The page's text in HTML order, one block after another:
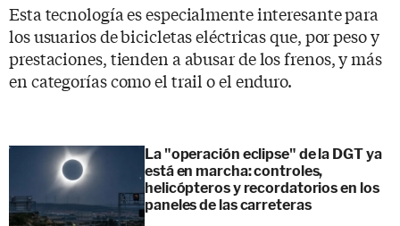
Esta tecnología es especialmente interesante para
los usuarios de bicicletas eléctricas que, por peso y
prestaciones, tienden a abusar de los frenos, y más
en categorías como el trail o el enduro.
La "operación eclipse" de la DGT ya
está en marcha: controles,
helicópteros y recordatorios en los
paneles de las carreteras